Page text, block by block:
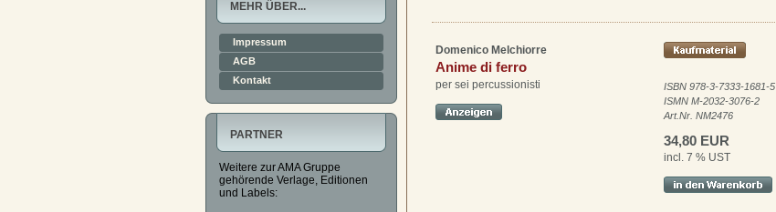
MEHR ÜBER...
Impressum
AGB
Kontakt
PARTNER
Weitere zur AMA Gruppe
gehörende Verlage, Editionen
und Labels:
Domenico Melchiorre
Anime di ferro
per sei percussionisti
ISBN 978-3-7333-1681-5
ISMN M-2032-3076-2
Art.Nr. NM2476
34,80 EUR
incl. 7 % UST